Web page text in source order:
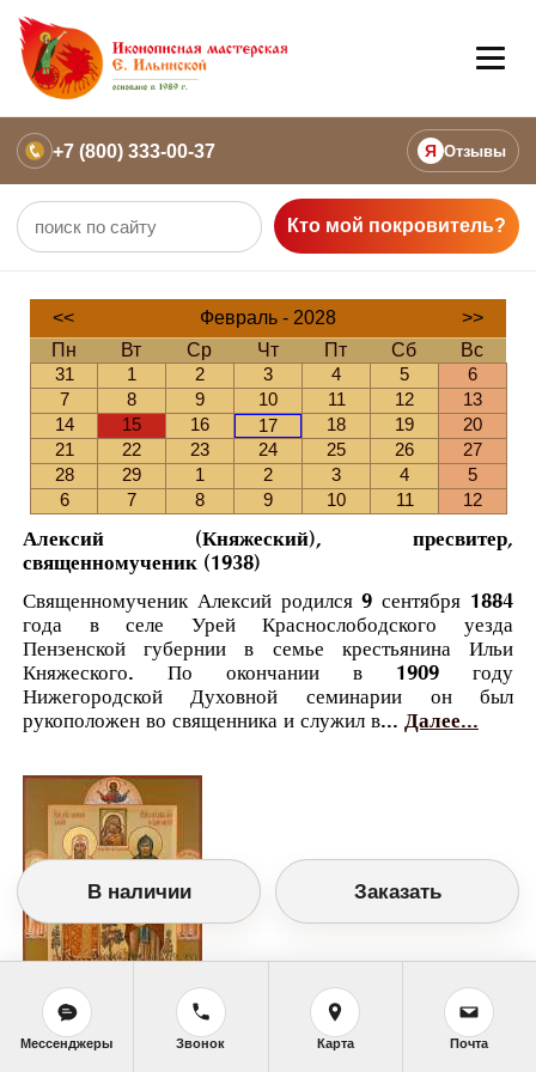
+7 (800) 333-00-37 Я Отзывы
Кто мой покровитель?
<< Февраль - 2028
>>
Пн
Вт Ср Чт Пт Сб
Вс
31
1 2 3 4 5
6
7
8 9 10 11 12
13
14
15 16 17 18 19
20
21
22 23 24 25 26
27
28
29 1 2 3 4
5
6
7 8 9 10 11 12
Алексий (Княжеский), пресвитер,
священномученик (1938)
Священномученик Алексий родился 9 сентября 1884
года в селе Урей Краснослободского уезда
Пензенской губернии в семье крестьянина Ильи
Княжеского. По окончании в 1909 году
Нижегородской Духовной семинарии он был
рукоположен во священника и служил в... Далее...
Православный календарь
В наличии Заказать
Мессенджеры Звонок Карта Почта